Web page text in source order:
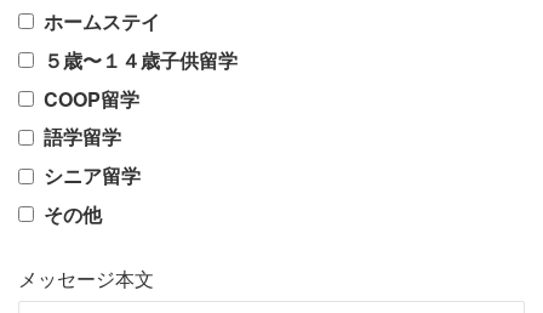
ホームステイ
５歳〜１４歳子供留学
COOP留学
語学留学
シニア留学
その他
メッセージ本文